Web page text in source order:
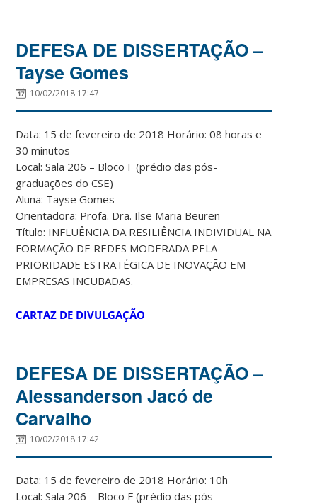
DEFESA DE DISSERTAÇÃO –
Tayse Gomes
10/02/2018 17:47
Data: 15 de fevereiro de 2018 Horário: 08 horas e
30 minutos
Local: Sala 206 – Bloco F (prédio das pós-
graduações do CSE)
Aluna: Tayse Gomes
Orientadora: Profa. Dra. Ilse Maria Beuren
Título: INFLUÊNCIA DA RESILIÊNCIA INDIVIDUAL NA
FORMAÇÃO DE REDES MODERADA PELA
PRIORIDADE ESTRATÉGICA DE INOVAÇÃO EM
EMPRESAS INCUBADAS.
CARTAZ DE DIVULGAÇÃO
DEFESA DE DISSERTAÇÃO –
Alessanderson Jacó de
Carvalho
10/02/2018 17:42
Data: 15 de fevereiro de 2018 Horário: 10h
Local: Sala 206 – Bloco F (prédio das pós-